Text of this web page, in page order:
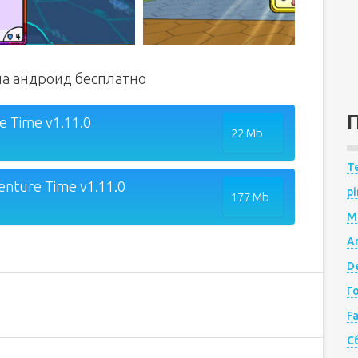
андроид бесплатно
Time v1.11.0
22 Mb
Time v1.11.0
177 Mb